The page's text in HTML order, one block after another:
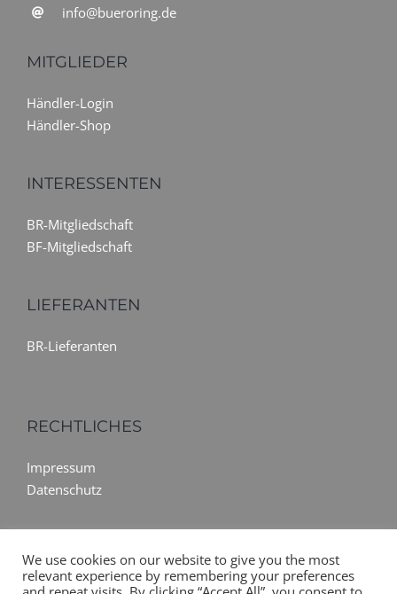
info@bueroring.de
MITGLIEDER
Händler-Login
Händler-Shop
INTERESSENTEN
BR-Mitgliedschaft
BF-Mitgliedschaft
LIEFERANTEN
BR-Lieferanten
RECHTLICHES
Impressum
Datenschutz
We use cookies on our website to give you the most
relevant experience by remembering your preferences